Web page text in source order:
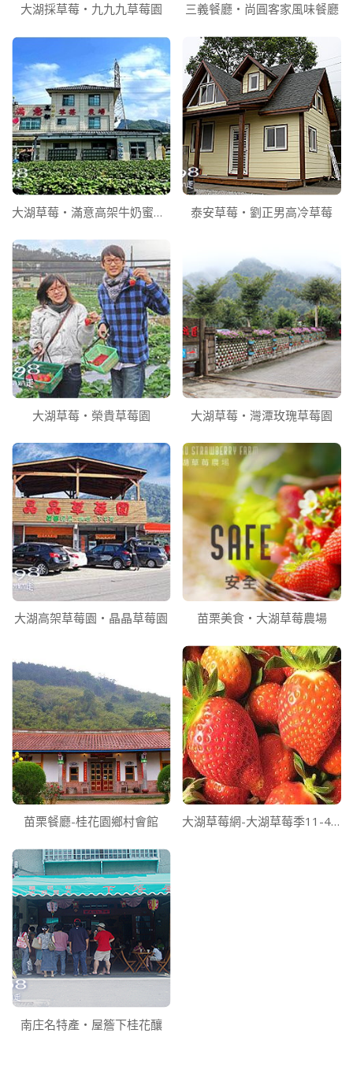
大湖採草莓‧九九九草莓園 三義餐廳‧尚圓客家風味餐廳
大湖草莓‧滿意高架牛奶蜜草莓農場 泰安草莓‧劉正男高冷草莓
大湖草莓‧榮貴草莓園 大湖草莓‧灣潭玫瑰草莓園
大湖高架草莓園‧晶晶草莓園 苗栗美食‧大湖草莓農場
苗栗餐廳-桂花園鄉村會館 大湖草莓網-大湖草莓季11-4月
南庄名特產‧屋簷下桂花釀